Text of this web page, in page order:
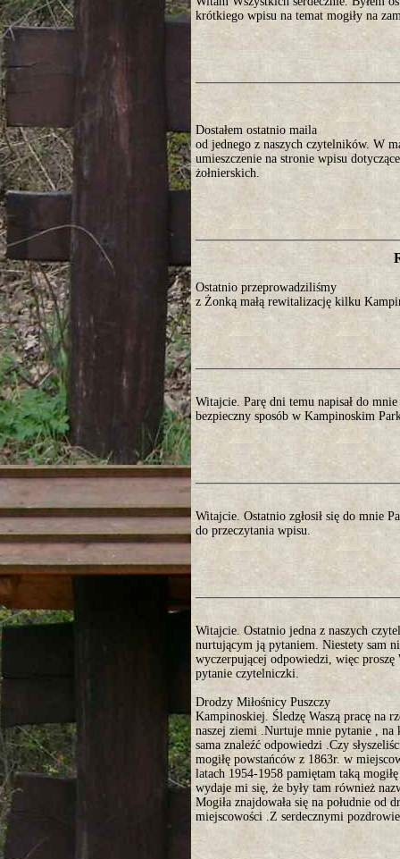
krótkiego wpisu na temat mogiły na
Dostałem ostatnio maila
od jednego z naszych czytelników. W
umieszczenie na stronie wpisu
żołnierskich.
Ostatnio przeprowadziliśmy
z Żonką małą rewitalizację kilku
Witajcie. Parę dni temu napisał do
bezpieczny sposób w Kampinoskim
Witajcie. Ostatnio zgłosił się do mnie
do przeczytania wpisu.
Witajcie. Ostatnio jedna z naszych
nurtującym ją pytaniem. Niestety sam
wyczerpującej odpowiedzi, więc
pytanie czytelniczki.
Drodzy Miłośnicy Puszczy
Kampinoskiej. Śledzę Waszą pracę na
naszej ziemi .Nurtuje mnie pytanie , na
sama znaleźć odpowiedzi .Czy
mogiłę powstańców z 1863r. w
latach 1954-1958 pamiętam taką
wydaje mi się, że były tam również
Mogiła znajdowała się na południe od
miejscowości .Z serdecznymi